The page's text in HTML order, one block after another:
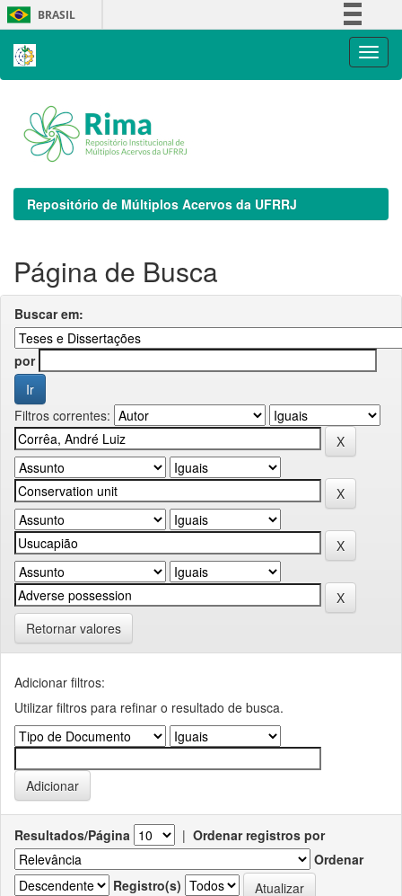
Skip
navigation
BRASIL
Repositório de Múltiplos Acervos da UFRRJ
Página de Busca
Buscar em:
por
Filtros correntes:
Retornar valores
Adicionar filtros:
Utilizar filtros para refinar o resultado de busca.
Resultados/Página | Ordenar registros por
Ordenar
Registro(s)